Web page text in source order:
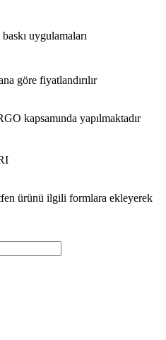
uygulamaları
göre fiyatlandırılır
kapsamında yapılmaktadır
ürünü ilgili formlara ekleyerek